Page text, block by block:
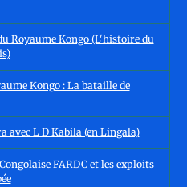
Royaume Kongo (L'histoire du
Kongo : La bataille de
avec L D Kabila (en Lingala)
FARDC et les exploits